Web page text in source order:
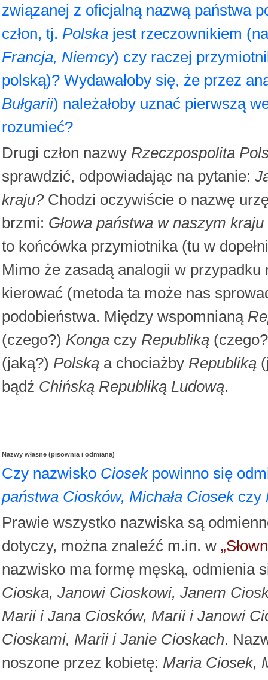
związanej z oficjalną nazwą państwa
człon, tj. Polska jest rzeczownikiem
Francja, Niemcy) czy raczej
polską)? Wydawałoby się, że przez
Bułgarii) należałoby uznać pierwszą
rozumieć?
Drugi człon nazwy Rzeczpospolita
sprawdzić, odpowiadając na pytanie:
kraju?Chodzi oczywiście o nazwę
brzmi: Głowa państwa w naszym
to końcówka przymiotnika (tu w
Mimo że zasadą analogii w
kierować (metoda ta może nas
podobieństwa. Między wspomnianą
(czego?) Konga czy Republiką
(jaką?) Polską a chociażby Republiką
bądź Chińską Republiką Ludową.
Nazwy własne (pisownia i odmiana)
Czy nazwisko Ciosekpowinno się
państwa Ciosków, Michała Ciosekczy
Prawie wszystko nazwiska są
dotyczy, można znaleźć m.in. w
nazwisko ma formę męską, odmienia
Cioska, Janowi Cioskowi, Janem
Marii i Jana Ciosków, Marii i Janowi
Cioskami, Marii i Janie Cioskach.
noszone przez kobietę: Maria Ciosek,